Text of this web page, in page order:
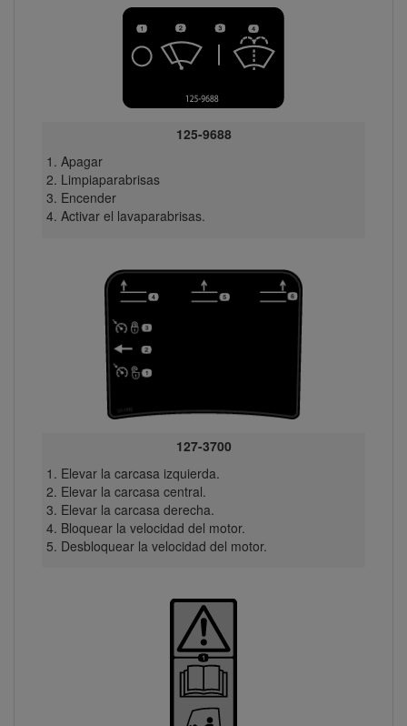
125-9688
Apagar
Limpiaparabrisas
Encender
Activar el lavaparabrisas.
127-3700
Elevar la carcasa izquierda.
Elevar la carcasa central.
Elevar la carcasa derecha.
Bloquear la velocidad del motor.
Desbloquear la velocidad del motor.